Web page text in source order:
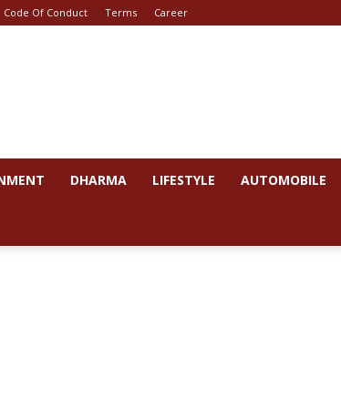
Code Of Conduct Terms Career
DHARMA LIFESTYLE AUTOMOBILE